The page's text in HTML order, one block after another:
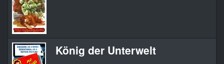
König der Unterwelt